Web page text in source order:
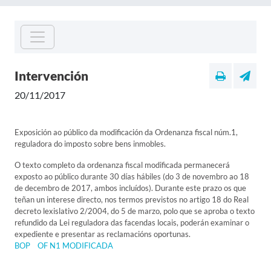
Intervención
20/11/2017
Exposición ao público da modificación da Ordenanza fiscal núm.1,
reguladora do imposto sobre bens inmobles.
O texto completo da ordenanza fiscal modificada permanecerá
exposto ao público durante 30 días hábiles (do 3 de novembro ao 18
de decembro de 2017, ambos incluídos). Durante este prazo os que
teñan un interese directo, nos termos previstos no artigo 18 do Real
decreto lexislativo 2/2004, do 5 de marzo, polo que se aproba o texto
refundido da Lei reguladora das facendas locais, poderán examinar o
expediente e presentar as reclamacións oportunas.
BOP
OF N1 MODIFICADA